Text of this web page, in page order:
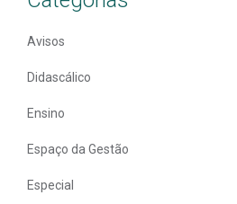
Avisos
Didascálico
Ensino
Espaço da Gestão
Especial